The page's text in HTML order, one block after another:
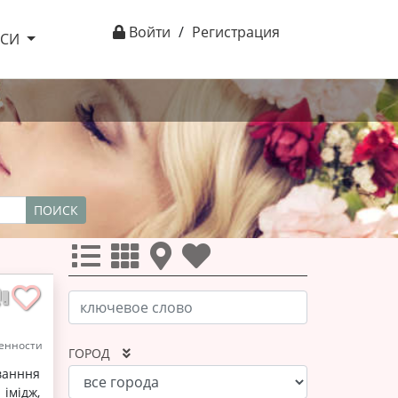
Войти / Регистрация
ПОИСК
ГОРОД